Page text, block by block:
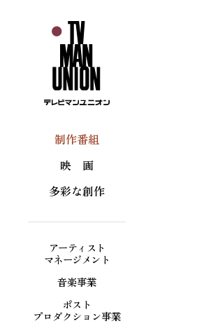
制作番組
映 画
多彩な創作
アーティスト
マネージメント
音楽事業
ポスト
プロダクション事業